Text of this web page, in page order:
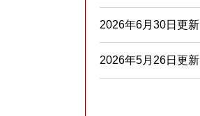
2026年6月30日更新
2026年5月26日更新